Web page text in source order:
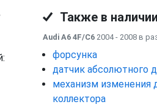
Также в наличии
Audi A6 4F/C6 2004 - 2008 в
форсунка
датчик абсолютного
механизм изменения
коллектора